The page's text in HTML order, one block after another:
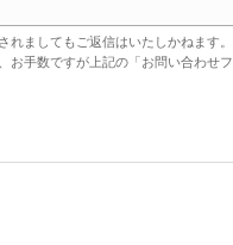
れましてもご返信はいたしかねます。
お手数ですが上記の「お問い合わせ